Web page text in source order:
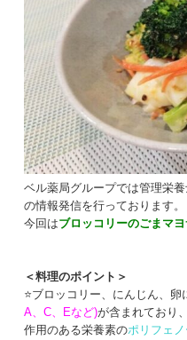
ベル薬局グループでは管理栄
の情報発信を行っております。
今回はブロッコリーのごまマ
＜料理のポイント＞
⭐ブロッコリー、にんじん、卵
A、C、Eなど)が含まれており
作用のある栄養素のポリフェ